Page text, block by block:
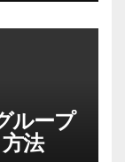
ループ
法